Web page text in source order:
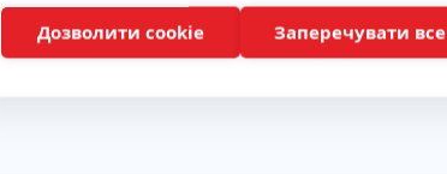
Дозволити cookie Заперечувати все
Preparation